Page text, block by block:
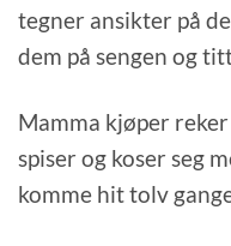
tegner ansikter på
dem på sengen og
Mamma kjøper
spiser og koser seg
komme hit tolv